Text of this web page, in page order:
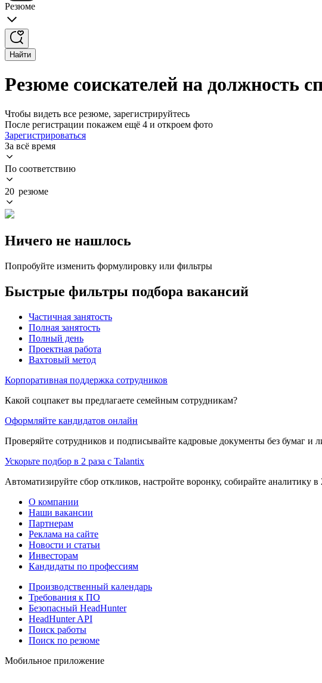
Резюме
Найти
Резюме соискателей на должность
Чтобы видеть все резюме, зарегистрируйтесь
После регистрации покажем ещё 4 и откроем фото
Зарегистрироваться
За всё время
По соответствию
20 резюме
Ничего не нашлось
Попробуйте изменить формулировку или фильтры
Быстрые фильтры подбора вакансий
Частичная занятость
Полная занятость
Полный день
Проектная работа
Вахтовый метод
Корпоративная поддержка сотрудников
Какой соцпакет вы предлагаете семейным сотрудникам?
Оформляйте кандидатов онлайн
Проверяйте сотрудников и подписывайте кадровые документы без бумаг и
Ускорьте подбор в 2 раза с Talantix
Автоматизируйте сбор откликов, настройте воронку, собирайте аналитику в
О компании
Наши вакансии
Партнерам
Реклама на сайте
Новости и статьи
Инвесторам
Кандидаты по профессиям
Производственный календарь
Требования к ПО
Безопасный HeadHunter
HeadHunter API
Поиск работы
Поиск по резюме
Мобильное приложение